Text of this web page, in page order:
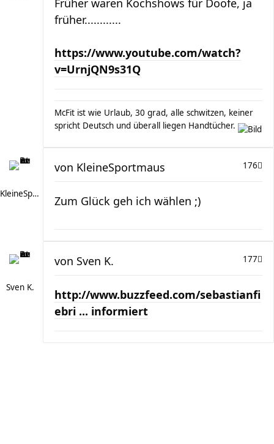
Früher waren Kochshows für Doofe, ja
früher............
https://www.youtube.com/watch?
v=UrnjQN9s31Q
McFit ist wie Urlaub, 30 grad, alle schwitzen, keiner
spricht Deutsch und überall liegen Handtücher.
KleineSportmaus
176
von KleineSportmaus
Zum Glück geh ich wählen ;)
Sven K.
177
von Sven K.
http://www.buzzfeed.com/sebastianfi
ebri ... informiert